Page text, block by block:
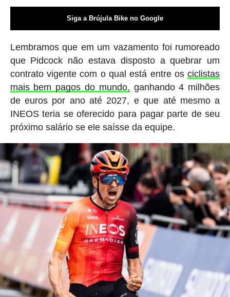
Siga a Brújula Bike no Google
Lembramos que em um vazamento foi rumoreado
que Pidcock não estava disposto a quebrar um
contrato vigente com o qual está entre osciclistas
mais bem pagos do mundo, ganhando 4 milhões
de euros por ano até 2027, e que até mesmo a
INEOS teria se oferecido para pagar parte de seu
próximo salário se ele saísse da equipe.